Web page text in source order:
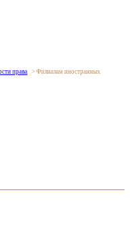
права > Филиалам иностранных